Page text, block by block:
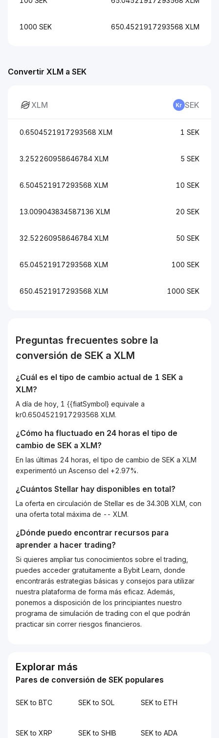
Convertir XLM a SEK
XLM SEK
0.6504521917293568 XLM 1 SEK
3.252260958646784 XLM 5 SEK
6.504521917293568 XLM 10 SEK
13.009043834587136 XLM 20 SEK
32.52260958646784 XLM 50 SEK
65.04521917293568 XLM 100 SEK
650.4521917293568 XLM 1000 SEK
1000 SEK 650.4521917293568 XLM
Preguntas frecuentes sobre la
conversión de SEK a XLM
¿Cuál es el tipo de cambio actual de 1 SEK a
XLM?
A día de hoy, 1 {{fiatSymbol} equivale a
kr0.6504521917293568 XLM.
¿Cómo ha fluctuado en 24 horas el tipo de
cambio de SEK a XLM?
En las últimas 24 horas, el tipo de cambio de SEK a XLM
experimentó un Ascenso del +2.97%.
¿Cuántos Stellar hay disponibles en total?
La oferta en circulación de Stellar es de 34.30B XLM, con
una oferta total máxima de -- XLM.
¿Dónde puedo encontrar recursos para
aprender a hacer trading?
Si quieres ampliar tus conocimientos sobre el trading,
puedes acceder gratuitamente a Bybit Learn, donde
encontrarás estrategias básicas y consejos para utilizar
nuestra plataforma de forma más eficaz. Además,
ponemos a disposición de los principiantes nuestro
programa de simulación de trading con el que podrán
practicar sin correr riesgos financieros.
Explorar más
Pares de conversión de SEK populares
SEK to BTC SEK to SOL SEK to ETH
SEK to XRP SEK to SHIB SEK to ADA